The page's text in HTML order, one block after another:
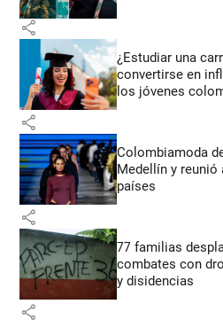
share
¿Estudiar una
convertirse en
los jóvenes
share
Colombiamoda
Medellín y
países
share
77 familias
combates con
y disidencias
share